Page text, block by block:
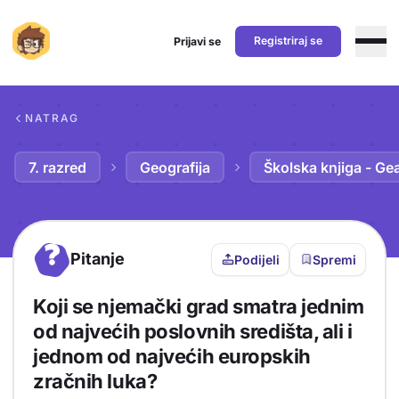
Prijavi se Registriraj se
NATRAG
7. razred Geografija Školska knjiga -
? Pitanje Podijeli Spremi
Koji se njemački grad smatra jednim
od najvećih poslovnih središta, ali i
jednom od najvećih europskih
zračnih luka?